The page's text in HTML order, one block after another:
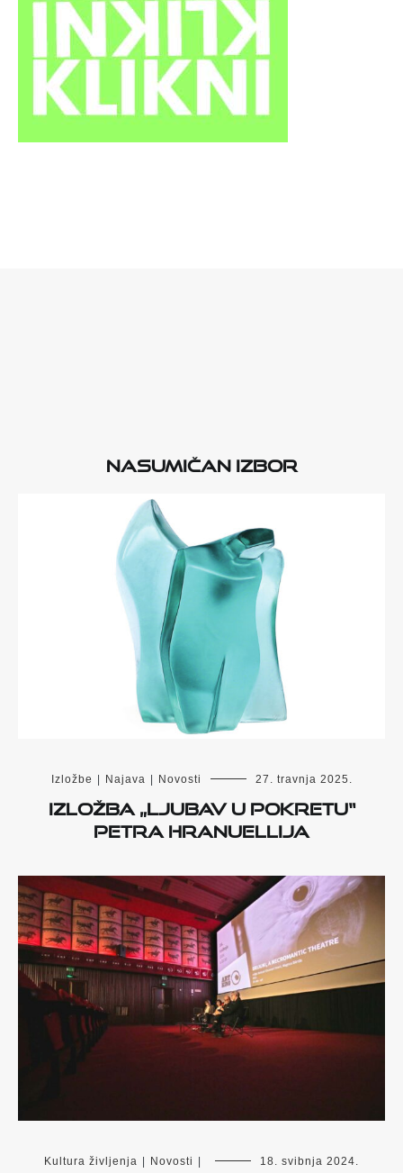
Nasumičan izbor
Izložbe Najava Novosti 27. travnja 2025.
Izložba „Ljubav u pokretu“
Petra Hranuellija
Kultura življenja Novosti 18. svibnja 2024.